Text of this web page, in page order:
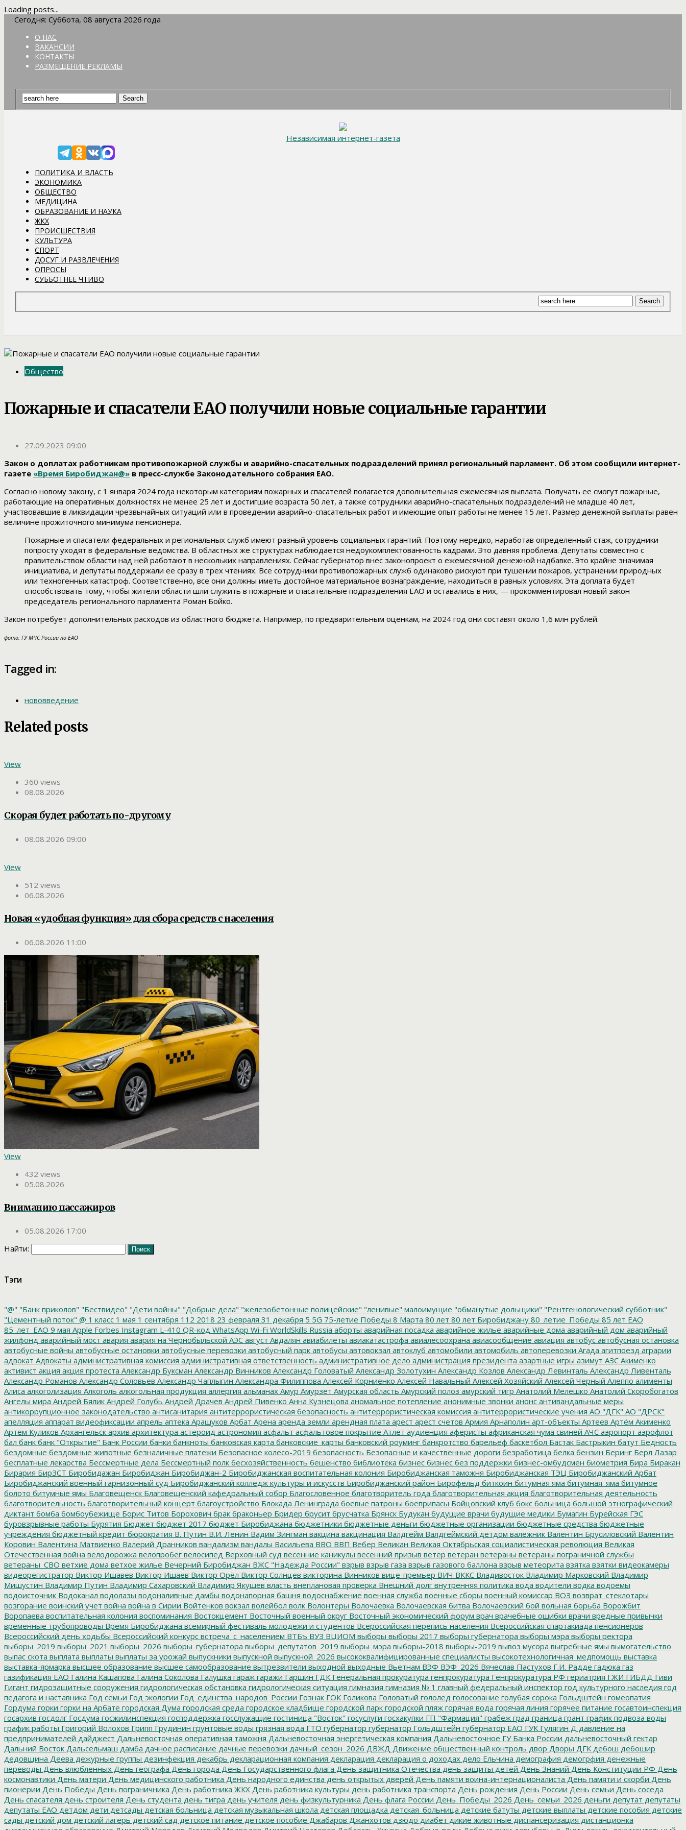
Loading posts...
Сегодня: Суббота, 08 августа 2026 года
О НАС
ВАКАНСИИ
КОНТАКТЫ
РАЗМЕЩЕНИЕ РЕКЛАМЫ
Независимая интернет-газета
ПОЛИТИКА И ВЛАСТЬ
ЭКОНОМИКА
ОБЩЕСТВО
МЕДИЦИНА
ОБРАЗОВАНИЕ И НАУКА
ЖКХ
ПРОИСШЕСТВИЯ
КУЛЬТУРА
СПОРТ
ДОСУГ И РАЗВЛЕЧЕНИЯ
ОПРОСЫ
СУББОТНЕЕ ЧТИВО
Общество
Пожарные и спасатели ЕАО получили новые социальные гарантии
27.09.2023 09:00
Закон о доплатах работникам противопожарной службы и аварийно-спасательных подразделений принял региональный парламент. Об этом сообщили интернет-
газете «Время Биробиджан@» в пресс-службе Законодательного собрания ЕАО.
Согласно новому закону, с 1 января 2024 года некоторым категориям пожарных и спасателей полагается дополнительная ежемесячная выплата. Получать ее смогут пожарные,
работающие на оперативных должностях не менее 25 лет и достигшие возраста 50 лет, а также сотрудники аварийно-спасательных подразделений не младше 40 лет,
участвовавшие в ликвидации чрезвычайных ситуаций или в проведении аварийно-спасательных работ и имеющие опыт работы не менее 15 лет. Размер денежной выплаты равен
величине прожиточного минимума пенсионера.
Пожарные и спасатели федеральных и региональных служб имеют разный уровень социальных гарантий. Поэтому нередко, наработав определенный стаж, сотрудники
попросту уходят в федеральные ведомства. В областных же структурах наблюдается недоукомплектованность кадрами. Это давняя проблема. Депутаты совместно с
правительством области над ней работают в нескольких направлениях. Сейчас губернатор внес законопроект о ежемесячной денежной надбавке. Это крайне значимая
инициатива, и депутаты поддержали ее сразу в трех чтениях. Все сотрудники противопожарных служб одинаково рискуют при тушении пожаров, устранении природных
или техногенных катастроф. Соответственно, все они должны иметь достойное материальное вознаграждение, находиться в равных условиях. Эта доплата будет
способствовать тому, чтобы жители области шли служить в пожарные и спасательные подразделения ЕАО и оставались в них, — прокомментировал новый закон
председатель регионального парламента Роман Бойко.
Закон потребует дополнительных расходов из областного бюджета. Например, по предварительным оценкам, на 2024 год они составят около 1,6 млн рублей.
фото: ГУ МЧС России по ЕАО
Tagged in:
нововведение
Related posts
View
360 views
08.08.2026
Скорая будет работать по-другому
08.08.2026 09:00
View
512 views
06.08.2026
Новая «удобная функция» для сбора средств с населения
06.08.2026 11:00
View
432 views
05.08.2026
Вниманию пассажиров
05.08.2026 17:00
Найти:
Тэги
"@" "Банк приколов" "Бествидео" "Дети войны" "Добрые дела" "железобетонные полицейские" "ленивые" малоимущие "обманутые дольщики" "Рентгенологический субботник"
"Цементный поток" @ 1 класс 1 мая 1 сентября 112 2018 23 февраля 31 декабря 5 5G 75-летие Победы 8 Марта 80 лет 80 лет Биробиджану 80_летие_Победы 85 лет ЕАО
85_лет_ЕАО 9 мая Apple Forbes Instagram L-410 QR-код WhatsApp Wi-Fi WorldSkills Russia аборты аварийная посадка аварийное жилье аварийные дома аварийный дом аварийный
жилфонд аварийный мост авария авария на Чернобыльской АЭС август Авдалян авиабилеты авиакатастрофа авиалесоохрана авиасообщение авиация автобус автобусная остановка
автобусные войны автобусные остановки автобусные перевозки автобусный парк автобусы автовокзал автоклуб автомобили автомобиль автоперевозки Агада агитпоезд аграрии
адвокат Адвокаты административная комиссия административная ответственность административное дело администрация президента азартные игры азимут АЗС Акименко
активист акция акция протеста Александр Буксман Александр Винников Александр Головатый Александр Золотухин Александр Козлов Александр Левинталь Александр Ливенталь
Александр Романов Александр Соловьев Александр Чаплыгин Александра Филиппова Алексей Корниенко Алексей Навальный Алексей Хозяйский Алексей Черный Алеппо алименты
Алиса алкоголизация Алкоголь алкогольная продукция аллергия альманах Амур Амурзет Амурская область Амурский полоз амурский тигр Анатолий Мелешко Анатолий Скоробогатов
Ангелы мира Андрей Бялик Андрей Голубь Андрей Драчев Андрей Пивенко Анна Кузнецова аномальное потепление анонимные звонки анонс антивандальные меры
антикоррупционное законодательство антисанитария антитеррористическая безопасность антитеррористическая комиссия антитеррористические учения АО "ДГК" АО "ДРСК"
апелляция аппарат видеофиксации апрель аптека Арашуков Арбат Арена аренда земли арендная плата арест арест счетов Армия Арнаполин арт-объекты Артеев Артём Акименко
Артём Куликов Архангельск архив архитектура астероид астрономия асфальт асфальтовое покрытие Атлет аудиенция аферисты африканская чума свиней АЧС аэропорт аэрофлот
бал банк банк "Открытие" Банк России банки банкноты банковская карта банковские_карты банковский роуминг банкротство барельеф баскетбол Бастак Бастрыкин батут Бедность
бездомные бездомные животные безналичные платежи Безопасное колесо-2019 безопасность Безопасные и качественные дороги безработица белка бензин Беринг Берл Лазар
бесплатные лекарства Бессмертные дела Бессмертный полк бесхозяйственность бешенство библиотека бизнес бизнес без поддержки бизнес-омбудсмен биометрия Бира Биракан
Бирария БирЗСТ Биробидажан Биробиджан Биробиджан-2 Биробиджанская воспитательная колония Биробиджанская таможня Биробиджанская ТЭЦ Биробиджанский Арбат
Биробиджанский военный гарнизонный суд Биробиджанский колледж культуры и искусств Биробиджанский район Бирофельд биткоин битумная яма битумная_яма битумное
болото битумные ямы Благовещенск Благовещенский кафедральный собор Благословенное благотворитель года благотворительная акция благотворительная деятельность
благотворительность благотворительный концерт благоустройство Блокада Ленинграда боевые патроны боеприпасы Бойцовский клуб бокс больница большой этнографический
диктант бомба бомбоубежище Борис Титов Борохович брак браконьер Бридер брусит брусчатка Брянск Будукан будущие врачи будущие медики Бумагин Бурейская ГЭС
буровзрывные работы Бурятия Бюджет бюджет 2017 бюджет Биробиджана бюджетники бюджетные деньги бюджетные организации бюджетные средства бюджетные
учреждения бюджетный кредит бюрократия В. Путин В.И. Ленин Вадим Зингман вакцина вакцинация Валдгейм Валдгеймский детдом валежник Валентин Брусиловский Валентин
Коровин Валентина Матвиенко Валерий Дранников вандализм вандалы Васильева ВВО ВВП Вебер Великан Великая Октябрьская социалистическая революция Великая
Отечественная война велодорожка велопробег велосипед Верховный суд весенние каникулы весенний призыв ветер ветеран ветераны ветераны пограничной службы
ветераны_СВО ветхие дома ветхое жилье Вечерний Биробиджан ВЖС "Надежда России" взрыв взрыв газа взрыв газового баллона взрыв метеорита взятка взятки видеокамеры
видеорегистратор Виктор Ишавев Виктор Ишаев Виктор Орёл Виктор Солнцев викторина Винников вице-премьер ВИЧ ВККС Владивосток Владимир Марковский Владимир
Мишустин Владимир Путин Владимир Сахаровский Владимир Якушев власть внеплановая проверка Внешний долг внутренняя политика вода водители водка водоемы
водоисточник Водоканал водолазы водоналивные дамбы водонапорная башня водоснабжение военная служба военные сборы военный комиссар ВОЗ возврат_стеклотары
возгорание воинский учет война война в Сирии Войтенков вокзал волейбол волк Волонтеры Волочаевка Волочаевская битва Волочаевский бой вольная борьба Ворожбит
Воропаева воспитательная колония воспоминания Востокцемент Восточный военный округ Восточный экономический форум врач врачебные ошибки врачи вредные привычки
временные трубопроводы Время Биробиджана всемирный фестиваль молодежи и студентов Всероссийская перепись населения Всероссийская спартакиада пенсионеров
Всероссийский день ходьбы Всероссийский конкурс встреча_с_населением ВТБъ ВУЗ ВЦИОМ выборы выборы 2017 выборы губернатора выборы мэра выборы ректора
выборы_2019 выборы_2021 выборы_2026 выборы_губернатора выборы_депутатов_2019 выборы_мэра выборы-2018 выборы-2019 вывоз мусора выгребные ямы вымогательство
выпас скота выплата выплаты выплаты за урожай выпускники выпускной выпускной_2026 высококвалифицированные специалисты высокотехнологичная_медпомощь выставка
выставка-ярмарка высшее образование высшее самообразование вытрезвители выходной выходные Вьетнам ВЭФ ВЭФ_2026 Вячеслав Пастухов Г.И. Радде гадюка газ
газификация ЕАО Галина Кашапова Галина Соколова Галушка гараж гаражи Гаршин ГДК Генеральная прокуратура генпрокуратура Генпрокуратура РФ гериатрия ГЖИ ГИБДД Гиви
Гигант гидрозащитные сооружения гидрологическая обстановка гидрологическая ситуация гимназия гимназия № 1 главный федеральный инспектор год культурного наследия год
педагога и наставника Год семьи Год экологии Год_единства_народов_России Гознак ГОК Голикова Головатый гололед голосование голубая сорока Гольдштейн гомеопатия
Гордума горки горки на Арбате городская Дума городская среда городское кладбище городской парк городской пляж горячая вода горячая линия горячее питание госавтоинспекция
госархив госдолг Госдума госжилинспекция господдержка госслужащие гостиница "Восток" госуслуги госхакупки ГП "Фармация" грабеж град граница грант график подвоза воды
график работы Григорий Волохов Грипп Грудинин грунтовые воды грязная вода ГТО губернатор губернатор Гольдштейн губернатор ЕАО ГУК Гулягин Д давление на
предпринимателей дайджест Дальневосточная оперативная таможня Дальневосточная энергетическая компания Дальневосточное ГУ Банка России дальневосточный гектар
Дальний Восток Дальсельмаш дамба дачное расписание дачные перевозки дачный_сезон_2026 ДВЖД Движение общественный контроль двор Дворы ДГК дебош дебошир
дедовщина Деева дежурные группы дезинфекция декабрь декларационная компания декларация декларация о доходах дело Ельчина демография демогрфия денежные
переводы День влюбленных День географа День города День Государственного флага День защитника Отечества день защиты детей День Знаний День Конституции РФ День
космонавтики День матери День медицинского работника День народного единства день открытых дверей День памяти воина-интернационалиста День памяти и скорби День
пионерии День Победы День пограничника День работника ЖКХ День работника культуры день работника транспорта День рождения День России День семьи День соседа
День спасателя день строителя День студента день тигра день учителя день физкультурника День флага России День_Победы_2026 День_семьи_2026 деньги депутат депутаты
депутаты ЕАО детдом дети детсады детская больница детская музыкальная школа детская площадка детская_больница детские батуты детские выплаты детские пособия детские
сады детский дом детский лагерь детский сад детское питание детское пособие Джабаров Джанхотов дзюдо диабет дикие животные диспансеризация дистанционка